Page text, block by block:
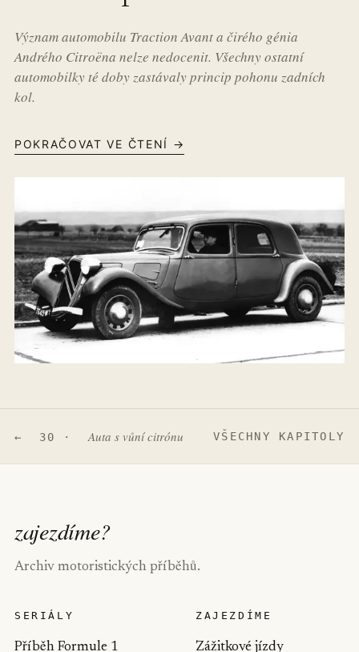
Význam automobilu Traction Avant a čirého génia
Andrého Citroëna nelze nedocenit. Všechny ostatní
automobilky té doby zastávaly princip pohonu zadních
kol.
POKRAČOVAT VE ČTENÍ →
← 30 ·Auta s vůní citrónu VŠECHNY KAPITOLY
zajezdíme?
Archiv motoristických příběhů.
SERIÁLY
Příběh Formule 1
ZAJEZDÍME
Zážitkové jízdy